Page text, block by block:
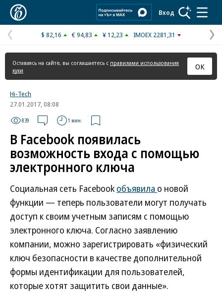
Вход
Предыдущая
страница
$ 82,16 € 94,83 ¥ 12,23 IMOEX 2281,31
Оставаясь на сайте, вы соглашаетесь с правилами использования
куки
ОК
Hi-Tech
27.01.2017, 08:08
839 1 мин.
В Facebook появилась
возможность входа с помощью
электронного ключа
Социальная сеть Facebook объявила о новой
функции — теперь пользователи могут получать
доступ к своим учетным записям с помощью
электронного ключа. Согласно заявлению
компании, можно зарегистрировать «физический
ключ безопасности в качестве дополнительной
формы идентификации для пользователей,
которые хотят защитить свои данные».